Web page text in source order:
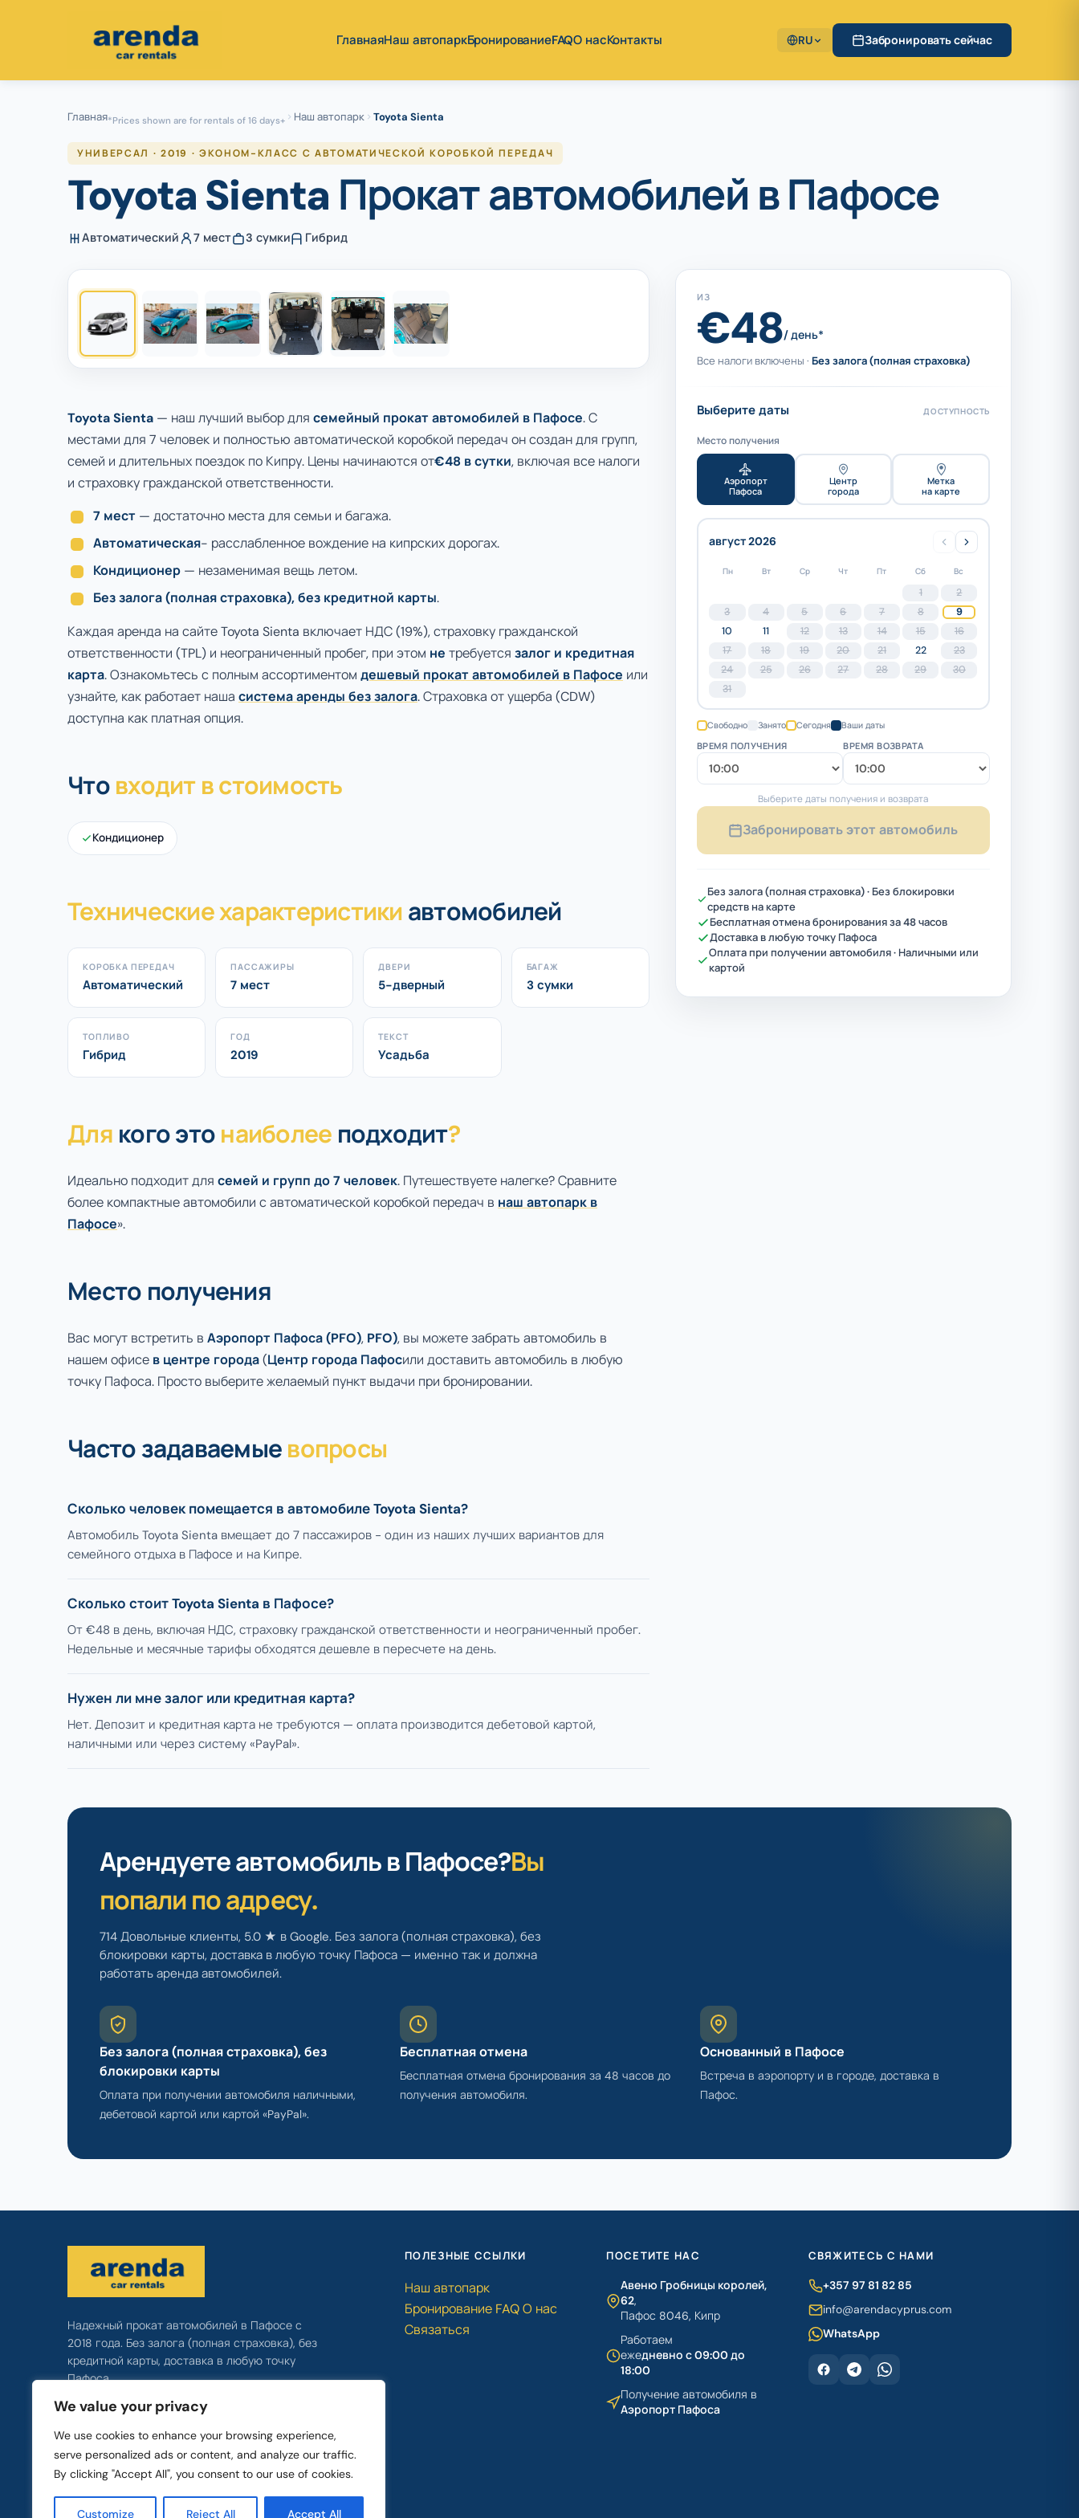
We value your privacy
We use cookies to enhance your browsing experience,
serve personalized ads or content, and analyze our traffic.
By clicking "Accept All", you consent to our use of cookies.
Customize Reject All Accept All
ГлавнаяНаш автопаркБронированиеFAQО насКонтакты RU Забронировать сейчас
Главная*Prices shown are for rentals of 16 days+ Наш автопарк Toyota Sienta
УНИВЕРСАЛ · 2019 · ЭКОНОМ-КЛАСС С АВТОМАТИЧЕСКОЙ КОРОБКОЙ ПЕРЕДАЧ
Toyota Sienta Прокат автомобилей в Пафосе
Автоматический 7 мест 3 сумки Гибрид
ИЗ
€48/ день*
Все налоги включены · Без залога (полная страховка)
Выберите даты ДОСТУПНОСТЬ
Место получения
Аэропорт
Пафоса
Центр
города
Метка
на карте
август 2026
Пн Вт Ср Чт Пт Сб Вс
1
2
3
4 5 6 7 8
9
10
11 12 13 14 15
16
17
18 19 20 21 22
23
24
25 26 27 28 29
30
31
Свободно Занято Сегодня Ваши даты
ВРЕМЯ ПОЛУЧЕНИЯ ВРЕМЯ ВОЗВРАТА
Выберите даты получения и возврата
Забронировать этот автомобиль
Без залога (полная страховка) · Без блокировки
средств на карте
Бесплатная отмена бронирования за 48 часов
Доставка в любую точку Пафоса
Оплата при получении автомобиля · Наличными или
картой
Toyota Sienta — наш лучший выбор для семейный прокат автомобилей в Пафосе. С
местами для 7 человек и полностью автоматической коробкой передач он создан для групп,
семей и длительных поездок по Кипру. Цены начинаются от€48 в сутки, включая все налоги
и страховку гражданской ответственности.
7 мест — достаточно места для семьи и багажа.
Автоматическая- расслабленное вождение на кипрских дорогах.
Кондиционер — незаменимая вещь летом.
Без залога (полная страховка), без кредитной карты.
Каждая аренда на сайте Toyota Sienta включает НДС (19%), страховку гражданской
ответственности (TPL) и неограниченный пробег, при этом не требуется залог и кредитная
карта. Ознакомьтесь с полным ассортиментом дешевый прокат автомобилей в Пафосе или
узнайте, как работает наша система аренды без залога. Страховка от ущерба (CDW)
доступна как платная опция.
Что входит в стоимость
Кондиционер
Технические характеристики автомобилей
КОРОБКА ПЕРЕДАЧ
Автоматический
ПАССАЖИРЫ
7 мест
ДВЕРИ
5-дверный
БАГАЖ
3 сумки
ТОПЛИВО
Гибрид
ГОД
2019
ТЕКСТ
Усадьба
Для кого это наиболее подходит?
Идеально подходит для семей и групп до 7 человек. Путешествуете налегке? Сравните
более компактные автомобили с автоматической коробкой передач в наш автопарк в
Пафосе».
Место получения
Вас могут встретить в Аэропорт Пафоса (PFO), PFO), вы можете забрать автомобиль в
нашем офисе в центре города(Центр города Пафосили доставить автомобиль в любую
точку Пафоса. Просто выберите желаемый пункт выдачи при бронировании.
Часто задаваемые вопросы
Сколько человек помещается в автомобиле Toyota Sienta?
Автомобиль Toyota Sienta вмещает до 7 пассажиров - один из наших лучших вариантов для
семейного отдыха в Пафосе и на Кипре.
Сколько стоит Toyota Sienta в Пафосе?
От €48 в день, включая НДС, страховку гражданской ответственности и неограниченный пробег.
Недельные и месячные тарифы обходятся дешевле в пересчете на день.
Нужен ли мне залог или кредитная карта?
Нет. Депозит и кредитная карта не требуются — оплата производится дебетовой картой,
наличными или через систему «PayPal».
Арендуете автомобиль в Пафосе?Вы
попали по адресу.
714 Довольные клиенты, 5.0 ★ в Google. Без залога (полная страховка), без
блокировки карты, доставка в любую точку Пафоса — именно так и должна
работать аренда автомобилей.
Без залога (полная страховка), без
блокировки карты
Оплата при получении автомобиля наличными,
дебетовой картой или картой «PayPal».
Бесплатная отмена
Бесплатная отмена бронирования за 48 часов до
получения автомобиля.
Основанный в Пафосе
Встреча в аэропорту и в городе, доставка в
Пафос.
Надежный прокат автомобилей в Пафосе с
2018 года. Без залога (полная страховка), без
кредитной карты, доставка в любую точку
Пафоса.
Дешевый прокат автомобилей Пафос
Прокат автомобилей на Кипре
Прокат автомобилей в аэропорту Пафоса
Прокат автомобилей без залога
ПОЛЕЗНЫЕ ССЫЛКИ
Наш автопарк
Бронирование FAQО нас
Связаться
ПОСЕТИТЕ НАС
Авеню Гробницы королей,
62,
Пафос 8046, Кипр
Работаем
ежедневно с 09:00 до
18:00
Получение автомобиля в
Аэропорт Пафоса
СВЯЖИТЕСЬ С НАМИ
+357 97 81 82 85
info@arendacyprus.com
WhatsApp